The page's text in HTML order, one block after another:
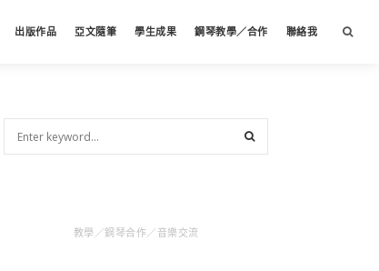
出版作品 亞文隨筆 學生成果 鋼琴教學／合作 聯絡我
教學／鋼琴合作／音樂交流